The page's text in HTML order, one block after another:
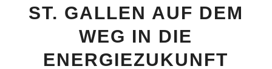
ST. GALLEN AUF DEM
WEG IN DIE
ENERGIEZUKUNFT